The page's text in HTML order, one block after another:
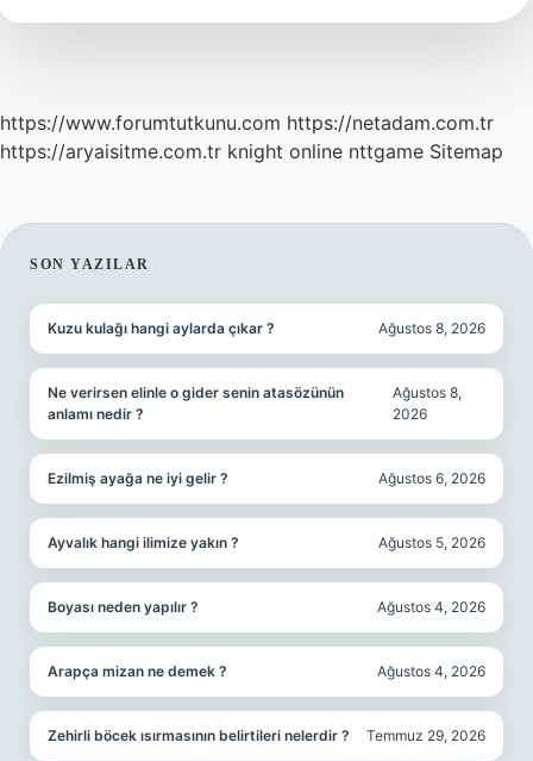
https://www.forumtutkunu.com https://netadam.com.tr
https://aryaisitme.com.tr knight online nttgame Sitemap
SIDEBAR
SON YAZILAR
Kuzu kulağı hangi aylarda çıkar ? Ağustos 8, 2026
Ne verirsen elinle o gider senin atasözünün
anlamı nedir ?
Ağustos 8,
2026
Ezilmiş ayağa ne iyi gelir ? Ağustos 6, 2026
Ayvalık hangi ilimize yakın ? Ağustos 5, 2026
Boyası neden yapılır ? Ağustos 4, 2026
Arapça mizan ne demek ? Ağustos 4, 2026
Zehirli böcek ısırmasının belirtileri nelerdir ? Temmuz 29, 2026